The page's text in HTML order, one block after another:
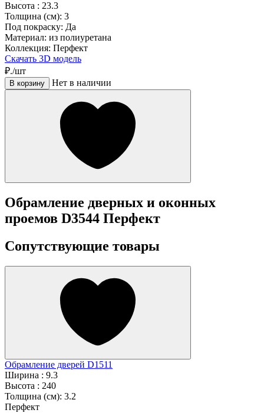
Высота : 23.3
Толщина (см): 3
Под покраску: Да
Материал: из полиуретана
Коллекция: Перфект
Скачать 3D модель
₽./шт
В корзину Нет в наличии
Обрамление дверных и оконных
проемов D3544 Перфект
Сопутствующие товары
Обрамление дверей D1511
Ширина : 9.3
Высота : 240
Толщина (см): 3.2
Перфект